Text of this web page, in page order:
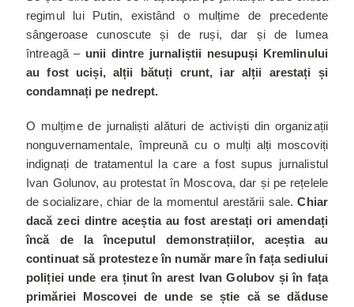
regimul lui Putin, existând o mulțime de precedente
sângeroase cunoscute și de ruși, dar și de lumea
întreagă – unii dintre jurnaliștii nesupuși Kremlinului
au fost uciși, alții bătuți crunt, iar alții arestați și
condamnați pe nedrept.
O mulțime de jurnaliști alături de activiști din organizații
nonguvernamentale, împreună cu o mulți alți moscoviți
indignați de tratamentul la care a fost supus jurnalistul
Ivan Golunov, au protestat în Moscova, dar și pe rețelele
de socializare, chiar de la momentul arestării sale. Chiar
dacă zeci dintre aceștia au fost arestați ori amendați
încă de la începutul demonstrațiilor, aceștia au
continuat să protesteze în număr mare în fața sediului
poliției unde era ținut în arest Ivan Golubov și în fața
primăriei Moscovei de unde se știe că se dăduse